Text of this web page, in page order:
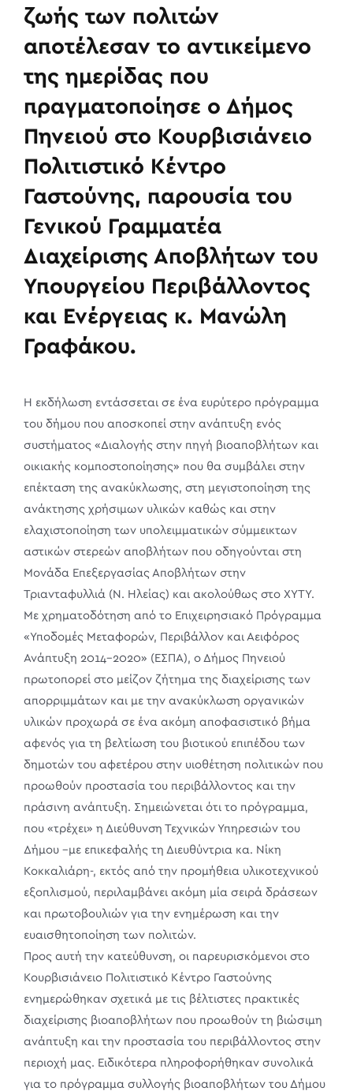
ζωής των πολιτών
αποτέλεσαν το αντικείμενο
της ημερίδας που
πραγματοποίησε ο Δήμος
Πηνειού στο Κουρβισιάνειο
Πολιτιστικό Κέντρο
Γαστούνης, παρουσία του
Γενικού Γραμματέα
Διαχείρισης Αποβλήτων του
Υπουργείου Περιβάλλοντος
και Ενέργειας κ. Μανώλη
Γραφάκου.
Η εκδήλωση εντάσσεται σε ένα ευρύτερο πρόγραμμα
του δήμου που αποσκοπεί στην ανάπτυξη ενός
συστήματος «Διαλογής στην πηγή βιοαποβλήτων και
οικιακής κομποστοποίησης» που θα συμβάλει στην
επέκταση της ανακύκλωσης, στη μεγιστοποίηση της
ανάκτησης χρήσιμων υλικών καθώς και στην
ελαχιστοποίηση των υπολειμματικών σύμμεικτων
αστικών στερεών αποβλήτων που οδηγούνται στη
Μονάδα Επεξεργασίας Αποβλήτων στην
Τριανταφυλλιά (Ν. Ηλείας) και ακολούθως στο ΧΥΤΥ.
Με χρηματοδότηση από το Επιχειρησιακό Πρόγραμμα
«Υποδομές Μεταφορών, Περιβάλλον και Αειφόρος
Ανάπτυξη 2014-2020» (ΕΣΠΑ), ο Δήμος Πηνειού
πρωτοπορεί στο μείζον ζήτημα της διαχείρισης των
απορριμμάτων και με την ανακύκλωση οργανικών
υλικών προχωρά σε ένα ακόμη αποφασιστικό βήμα
αφενός για τη βελτίωση του βιοτικού επιπέδου των
δημοτών του αφετέρου στην υιοθέτηση πολιτικών που
προωθούν προστασία του περιβάλλοντος και την
πράσινη ανάπτυξη. Σημειώνεται ότι το πρόγραμμα,
που «τρέχει» η Διεύθυνση Τεχνικών Υπηρεσιών του
Δήμου –με επικεφαλής τη Διευθύντρια κα. Νίκη
Κοκκαλιάρη-, εκτός από την προμήθεια υλικοτεχνικού
εξοπλισμού, περιλαμβάνει ακόμη μία σειρά δράσεων
και πρωτοβουλιών για την ενημέρωση και την
ευαισθητοποίηση των πολιτών.
Προς αυτή την κατεύθυνση, οι παρευρισκόμενοι στο
Κουρβισιάνειο Πολιτιστικό Κέντρο Γαστούνης
ενημερώθηκαν σχετικά με τις βέλτιστες πρακτικές
διαχείρισης βιοαποβλήτων που προωθούν τη βιώσιμη
ανάπτυξη και την προστασία του περιβάλλοντος στην
περιοχή μας. Ειδικότερα πληροφορήθηκαν συνολικά
για το πρόγραμμα συλλογής βιοαποβλήτων του Δήμου